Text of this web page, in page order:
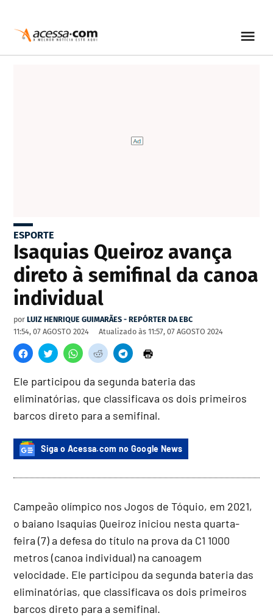
ESPORTE
Isaquias Queiroz avança
direto à semifinal da canoa
individual
por LUIZ HENRIQUE GUIMARÃES - REPÓRTER DA EBC
11:54, 07 AGOSTO 2024
Atualizado às 11:57, 07 AGOSTO 2024
Ele participou da segunda bateria das
eliminatórias, que classificava os dois primeiros
barcos direto para a semifinal.
Siga o Acessa.com no Google News
Campeão olímpico nos Jogos de Tóquio, em 2021,
o baiano Isaquias Queiroz iniciou nesta quarta-
feira (7) a defesa do título na prova da C1 1000
metros (canoa individual) na canoagem
velocidade. Ele participou da segunda bateria das
eliminatórias, que classificava os dois primeiros
barcos direto para a semifinal.